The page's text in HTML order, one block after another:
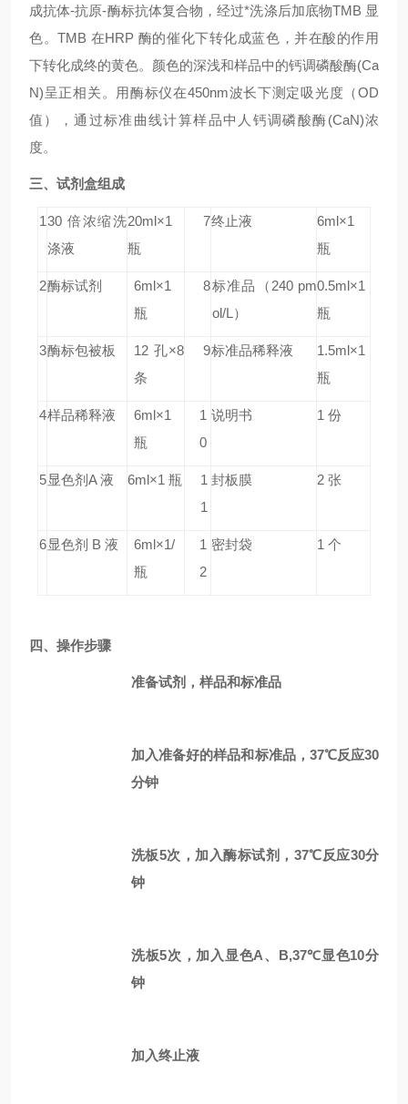
成抗体-抗原-酶标抗体复合物，经过*洗涤后加底物TMB 显
色。TMB 在HRP 酶的催化下转化成蓝色，并在酸的作用
下转化成终的黄色。颜色的深浅和样品中的钙调磷酸酶(Ca
N)呈正相关。用酶标仪在450nm波长下测定吸光度（OD
值），通过标准曲线计算样品中 人钙调磷酸酶(CaN)浓
度。
三、试剂盒组成
130 倍浓缩洗
涤液
20ml×1
瓶
7终止液
6ml×1
瓶
2酶标试剂
6ml×1
瓶
8标准品 （240 pm
ol/L）
0.5ml×1
瓶
3酶标包被板
12 孔×8
条
9标准品稀释液
1.5ml×1
瓶
4样品稀释液
6ml×1
瓶
1
0
说明书 1 份
5显色剂A 液 6ml×1 瓶
1
1
封板膜 2 张
6显色剂 B 液
6ml×1/
瓶
1
2
密封袋 1 个
四、 操作步骤
准备试剂，样品和标准品
加入准备好的样品和标准品，37℃反应30
分钟
洗板5次，加入酶标试剂，37℃反应30分
钟
洗板5次，加入显色A、B,37℃显色10分
钟
加入终止液